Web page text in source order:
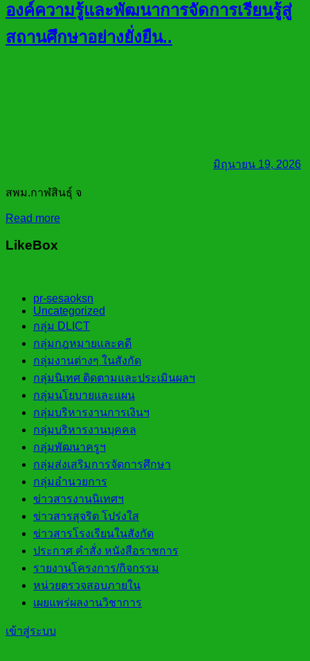
องค์ความรู้และพัฒนาการจัดการเรียนรู้สู่
สถานศึกษาอย่างยั่งยืน..
มิถุนายน 19, 2026
สพม.กาฬสินธุ์ จ
Read more
LikeBox
pr-sesaoksn
Uncategorized
กลุ่ม DLICT
กลุ่มกฎหมายและคดี
กลุ่มงานต่างๆ ในสังกัด
กลุ่มนิเทศ ติดตามและประเมินผลฯ
กลุ่มนโยบายและแผน
กลุ่มบริหารงานการเงินฯ
กลุ่มบริหารงานบุคคล
กลุ่มพัฒนาครูฯ
กลุ่มส่งเสริมการจัดการศึกษา
กลุ่มอำนวยการ
ข่าวสารงานนิเทศฯ
ข่าวสารสุจริต โปร่งใส
ข่าวสารโรงเรียนในสังกัด
ประกาศ คำสั่ง หนังสือราชการ
รายงานโครงการ/กิจกรรม
หน่วยตรวจสอบภายใน
เผยแพร่ผลงานวิชาการ
เข้าสู่ระบบ